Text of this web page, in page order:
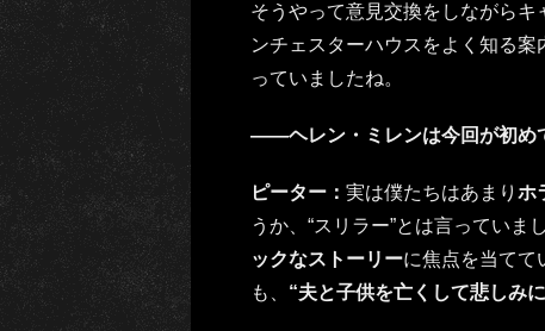
そうやって意見交換をしながら
ンチェスターハウスをよく知る
っていましたね。
――ヘレン・ミレンは今回が初め
ピーター： 実は僕たちはあまり ホ
うか、“スリラー”とは言っていま
ックなストーリーに焦点を当てて
も、 “夫と子供を亡くして悲しみ